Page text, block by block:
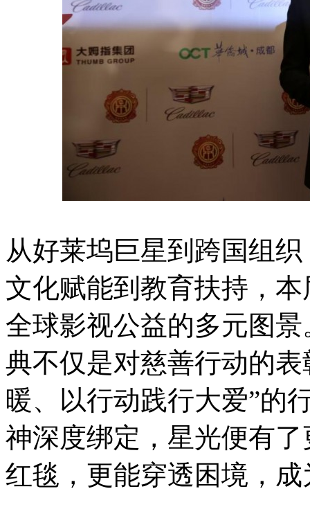
从好莱坞巨星到跨国组
文化赋能到教育扶持，
全球影视公益的多元图
典不仅是对慈善行动的
暖、以行动践行大爱”的
神深度绑定，星光便有
红毯，更能穿透困境，